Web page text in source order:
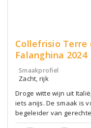
Collefrisio Terre
Falanghina 2024
Smaakprofiel
Zacht, rijk
Droge witte wijn uit
iets anijs. De smaak is
begeleider van